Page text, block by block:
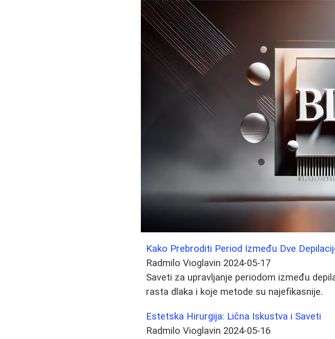
Kako Prebroditi Period Između Dve
Radmilo Vioglavin 2024-05-17
Saveti za upravljanje periodom između
rasta dlaka i koje metode su najefikasnije.
Estetska Hirurgija: Lična Iskustva i Saveti
Radmilo Vioglavin 2024-05-16